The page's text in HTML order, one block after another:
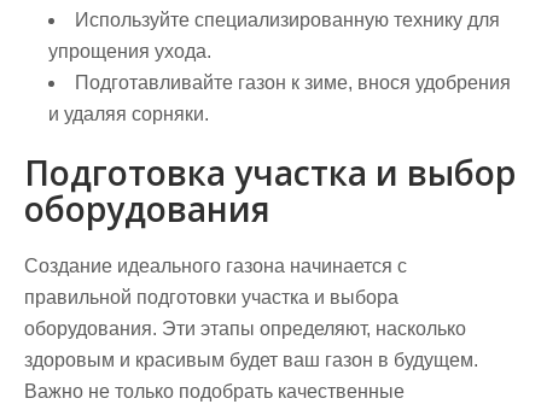
Используйте специализированную технику для
упрощения ухода.
Подготавливайте газон к зиме, внося удобрения
и удаляя сорняки.
Подготовка участка и выбор
оборудования
Создание идеального газона начинается с
правильной подготовки участка и выбора
оборудования. Эти этапы определяют, насколько
здоровым и красивым будет ваш газон в будущем.
Важно не только подобрать качественные